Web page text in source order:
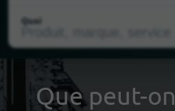
Quoi
Que peut-on